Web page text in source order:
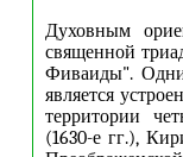
Духовным
священной
Фиваиды".
является
территории
(1630-е гг.),